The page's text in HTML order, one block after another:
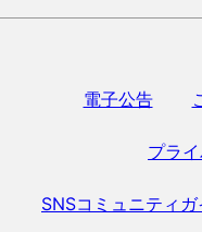
電子公告
プラ
SNSコミュニティ